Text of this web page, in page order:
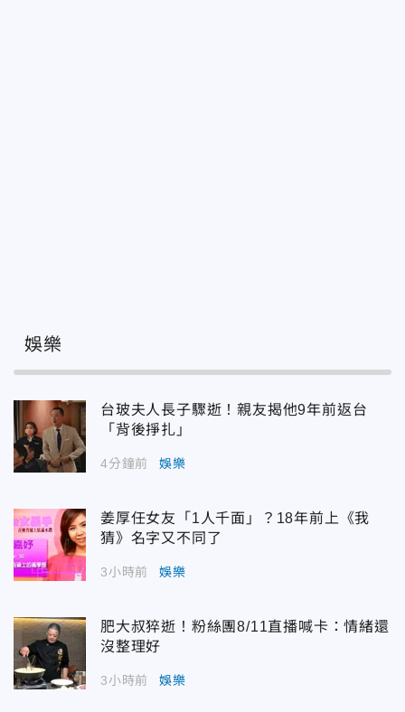
娛樂
台玻夫人長子驟逝！親友揭他9年前返台
「背後掙扎」
4分鐘前 娛樂
姜厚任女友「1人千面」？18年前上《我
猜》名字又不同了
3小時前 娛樂
肥大叔猝逝！粉絲團8/11直播喊卡：情緒還
沒整理好
3小時前 娛樂